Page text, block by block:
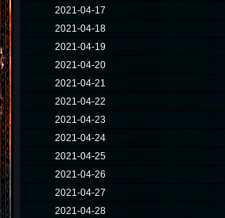
2021-04-17
2021-04-18
2021-04-19
2021-04-20
2021-04-21
2021-04-22
2021-04-23
2021-04-24
2021-04-25
2021-04-26
2021-04-27
2021-04-28